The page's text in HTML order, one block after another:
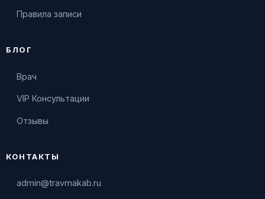
Правила записи
БЛОГ
Врач
VIP Консультации
Отзывы
КОНТАКТЫ
admin@travmakab.ru